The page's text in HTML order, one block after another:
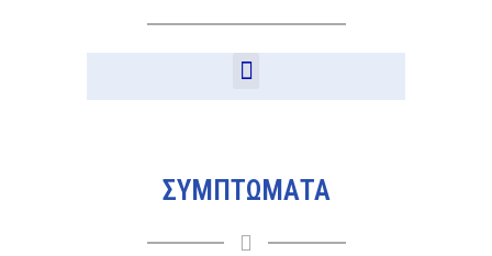
ΣΥΜΠΤΩΜΑΤΑ